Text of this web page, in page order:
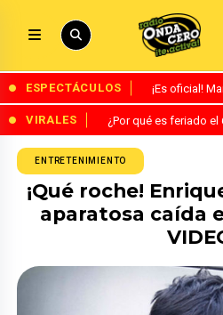
ESPECTÁCULOS ¡Es oficial!
VIRALES ¿Por qué es feriado
ENTRETENIMIENTO
¡Qué roche!
aparatosa caída